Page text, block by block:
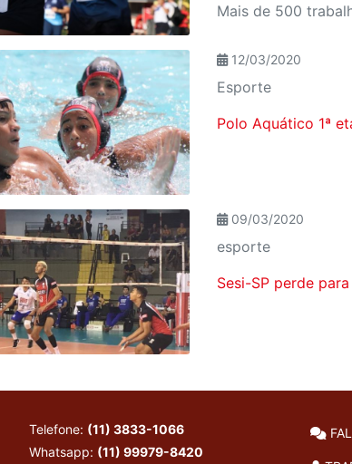
12/03/2020
Esporte
Polo Aquático 1ª
09/03/2020
esporte
Sesi-SP perde
Telefone: (11) 3833-1066
Whatsapp: (11) 99979-8420